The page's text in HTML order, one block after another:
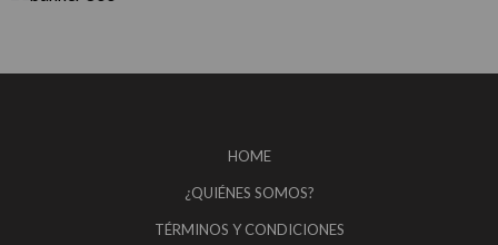
HOME
¿QUIÉNES SOMOS?
TÉRMINOS Y CONDICIONES